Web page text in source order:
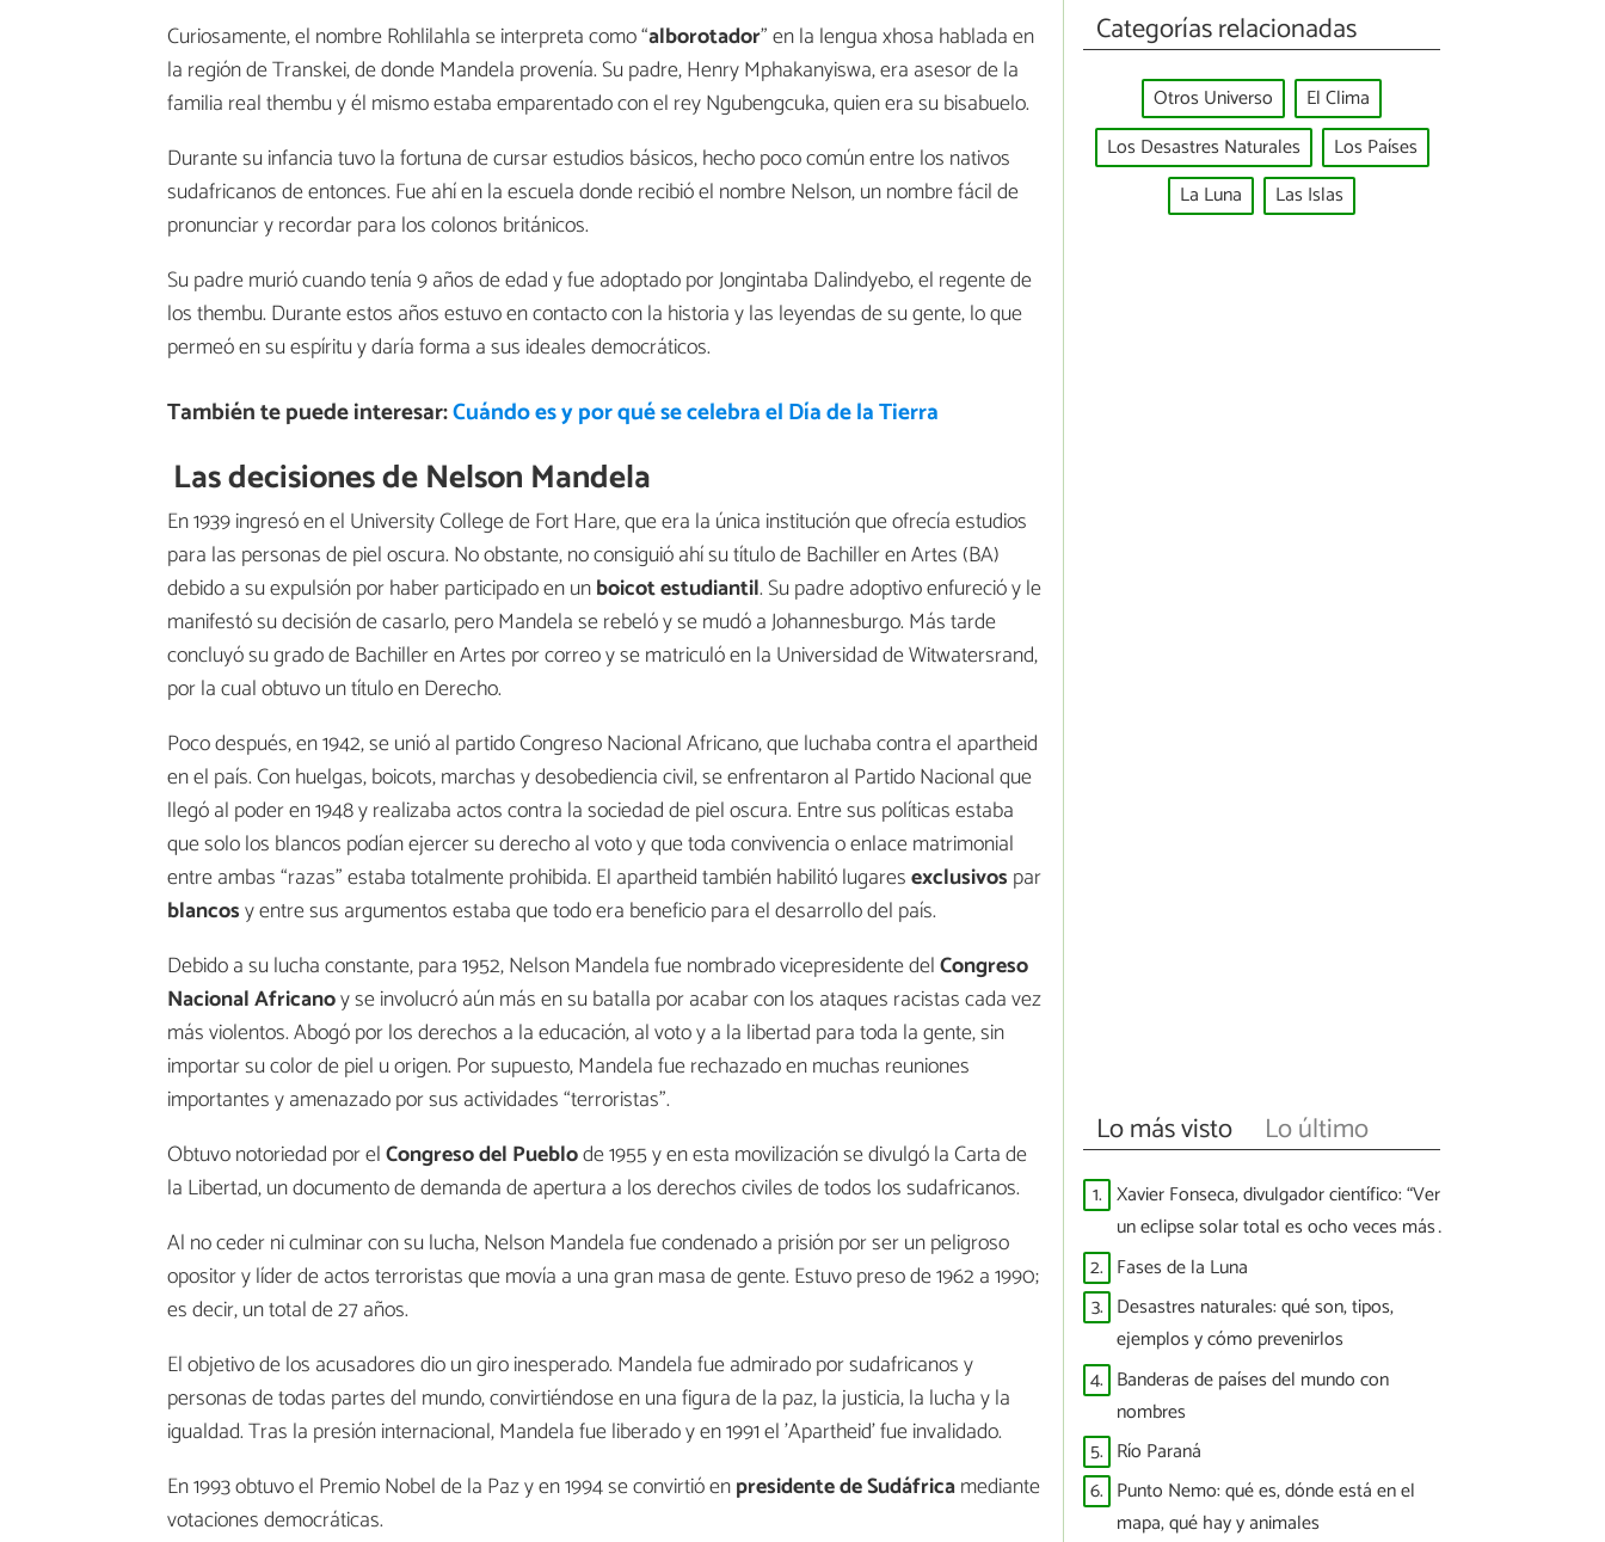
Curiosamente, el nombre Rohlilahla se interpreta como “alborotador” en la lengua xhosa hablada en
la región de Transkei, de donde Mandela provenía. Su padre, Henry Mphakanyiswa, era asesor de la
familia real thembu y él mismo estaba emparentado con el rey Ngubengcuka, quien era su bisabuelo.
Durante su infancia tuvo la fortuna de cursar estudios básicos, hecho poco común entre los nativos
sudafricanos de entonces. Fue ahí en la escuela donde recibió el nombre Nelson, un nombre fácil de
pronunciar y recordar para los colonos británicos.
Su padre murió cuando tenía 9 años de edad y fue adoptado por Jongintaba Dalindyebo, el regente de
los thembu. Durante estos años estuvo en contacto con la historia y las leyendas de su gente, lo que
permeó en su espíritu y daría forma a sus ideales democráticos.
También te puede interesar:Cuándo es y por qué se celebra el Día de la Tierra
Las decisiones de Nelson Mandela
En 1939 ingresó en el University College de Fort Hare, que era la única institución que ofrecía estudios
para las personas de piel oscura. No obstante, no consiguió ahí su título de Bachiller en Artes (BA)
debido a su expulsión por haber participado en unboicotestudiantil. Su padre adoptivo enfureció y le
manifestó su decisión de casarlo, pero Mandela se rebeló y se mudó a Johannesburgo. Más tarde
concluyó su grado de Bachiller en Artes por correo y se matriculó en la Universidad de Witwatersrand,
por la cual obtuvo un título en Derecho.
Poco después, en 1942, se unió al partido Congreso Nacional Africano, que luchaba contra el apartheid
en el país. Con huelgas, boicots, marchas y desobediencia civil, se enfrentaron al Partido Nacional que
llegó al poder en 1948 y realizaba actos contra la sociedad de piel oscura. Entre sus políticas estaba
que solo los blancos podían ejercer su derecho al voto y que toda convivencia o enlace matrimonial
entre ambas “razas” estaba totalmente prohibida. El apartheid también habilitó lugaresexclusivos par
blancosy entre sus argumentos estaba que todo era beneficio para el desarrollo del país.
Debido a su lucha constante, para 1952, Nelson Mandela fue nombrado vicepresidente delCongreso
Nacional Africanoy se involucró aún más en su batalla por acabar con los ataques racistas cada vez
más violentos. Abogó por los derechos a la educación, al voto y a la libertad para toda la gente, sin
importar su color de piel u origen. Por supuesto, Mandela fue rechazado en muchas reuniones
importantes y amenazado por sus actividades “terroristas”.
Obtuvo notoriedad por elCongreso del Pueblode 1955 y en esta movilización se divulgó la Carta de
la Libertad, un documento de demanda de apertura a los derechos civiles de todos los sudafricanos.
Al no ceder ni culminar con su lucha, Nelson Mandela fue condenado a prisión por ser un peligroso
opositor y líder de actos terroristas que movía a una gran masa de gente. Estuvo preso de 1962 a 1990;
es decir, un total de 27 años.
El objetivo de los acusadores dio un giro inesperado. Mandela fue admirado por sudafricanos y
personas de todas partes del mundo, convirtiéndose en una figura de la paz, la justicia, la lucha y la
igualdad. Tras la presión internacional, Mandela fue liberado y en 1991 el 'Apartheid' fue invalidado.
En 1993 obtuvo el Premio Nobel de la Paz y en 1994 se convirtió enpresidente de Sudáfricamediante
votaciones democráticas.
Categorías relacionadas
Otros Universo
El Clima
Los Desastres Naturales
Los Países
La Luna
Las Islas
Lo más visto Lo último
1. Xavier Fonseca, divulgador científico: “Ver
un eclipse solar total es ocho veces más
difícil que ver a España ganar un Mundial”
2. Fases de la Luna
3. Desastres naturales: qué son, tipos,
ejemplos y cómo prevenirlos
4. Banderas de países del mundo con
nombres
5. Río Paraná
6. Punto Nemo: qué es, dónde está en el
mapa, qué hay y animales